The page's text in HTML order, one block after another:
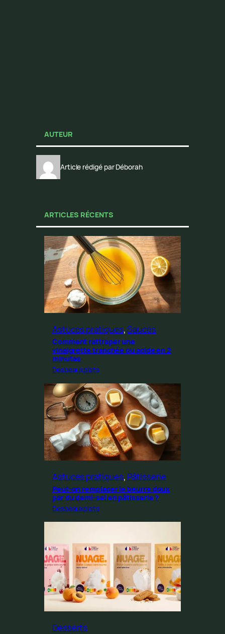
AUTEUR
Article rédigé par Déborah
ARTICLES RÉCENTS
Astuces pratiques, Sauces
Comment rattraper une
vinaigrette tranchée ou acide en 2
minutes
Desbeauxplats
Astuces pratiques, Pâtisserie
Peut-on remplacer le beurre doux
par du demi-sel en pâtisserie ?
Desbeauxplats
Desserts